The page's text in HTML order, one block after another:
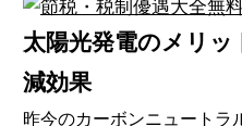
太陽光発電のメリ
減効果
昨今のカーボンニュートラ